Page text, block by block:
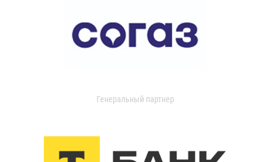
Генеральный партнер